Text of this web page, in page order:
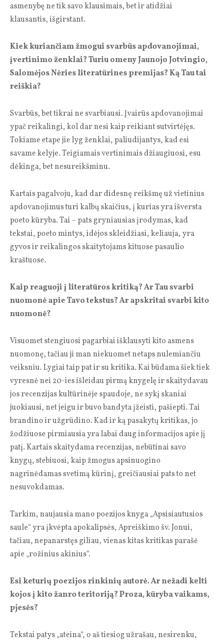
asmenybę ne tik savo klausimais, bet ir atidžiai
klausantis, išgirstant.
Kiek kuriančiam žmogui svarbūs apdovanojimai,
įvertinimo ženklai? Turiu omeny Jaunojo Jotvingio,
Salomėjos Nėries literatūrines premijas? Ką Tau tai
reiškia?
Svarbūs, bet tikrai ne svarbiausi. Įvairūs apdovanojimai
ypač reikalingi, kol dar nesi kaip reikiant sutvirtėjęs.
Tokiame etape jie lyg ženklai, paliudijantys, kad esi
savame kelyje. Teigiamais vertinimais džiaugiuosi, esu
dėkinga, bet nesureikšminu.
Kartais pagalvoju, kad dar didesnę reikšmę už vietinius
apdovanojimus turi kalbų skaičius, į kurias yra išversta
poeto kūryba. Tai – pats gryniausias įrodymas, kad
tekstai, poeto mintys, idėjos skleidžiasi, keliauja, yra
gyvos ir reikalingos skaitytojams kituose pasaulio
kraštuose.
Kaip reaguoji į literatūros kritiką? Ar Tau svarbi
nuomonė apie Tavo tekstus? Ar apskritai svarbi kito
nuomonė?
Visuomet stengiuosi pagarbiai išklausyti kito asmens
nuomonę, tačiau ji man niekuomet netaps nulemiančiu
veiksniu. Lygiai taip pat ir su kritika. Kai būdama šiek tiek
vyresnė nei 20-ies išleidau pirmą knygelę ir skaitydavau
jos recenzijas kultūrinėje spaudoje, ne sykį skaniai
juokiausi, net jeigu ir buvo bandyta įžeisti, pašiepti. Tai
brandino ir užgrūdino. Kad ir ką pasakytų kritikas, jo
žodžiuose pirmiausia yra labai daug informacijos apie jį
patį. Kartais skaitydama recenzijas, nebūtinai savo
knygų, stebiuosi, kaip žmogus apsinuogino
nagrinėdamas svetimą kūrinį, greičiausiai pats to net
nesuvokdamas.
Tarkim, naujausia mano poezijos knyga „Apsisiautusios
saule“ yra įkvėpta apokalipsės, Apreiškimo šv. Jonui,
tačiau, nepanarstęs giliau, vienas kitas kritikas parašė
apie „rožinius akinius“.
Esi keturių poezijos rinkinių autorė. Ar nežadi kelti
kojos į kito žanro teritoriją? Proza, kūryba vaikams,
pjesės?
Tekstai patys „ateina“, o aš tiesiog užrašau, nesirenku,